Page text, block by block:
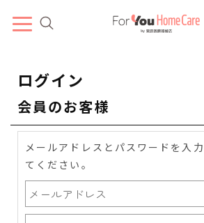
ログイン
会員のお客様
メールアドレスとパスワードを入
てください。